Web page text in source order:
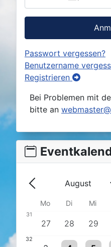
Zurück - Monat
Monat
Mo Di Mi
31
27 28 29
32
One event
One
Passwort vergessen?
Benutzername
Registrieren
Bei Problemen mit
bitte an